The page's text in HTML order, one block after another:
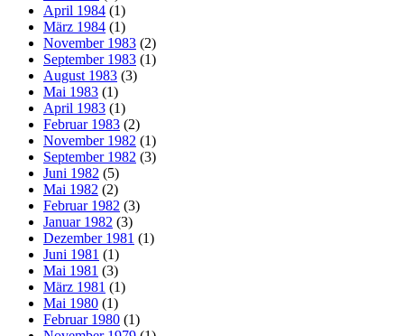
April 1984 (1)
März 1984 (1)
November 1983 (2)
September 1983 (1)
August 1983 (3)
Mai 1983 (1)
April 1983 (1)
Februar 1983 (2)
November 1982 (1)
September 1982 (3)
Juni 1982 (5)
Mai 1982 (2)
Februar 1982 (3)
Januar 1982 (3)
Dezember 1981 (1)
Juni 1981 (1)
Mai 1981 (3)
März 1981 (1)
Mai 1980 (1)
Februar 1980 (1)